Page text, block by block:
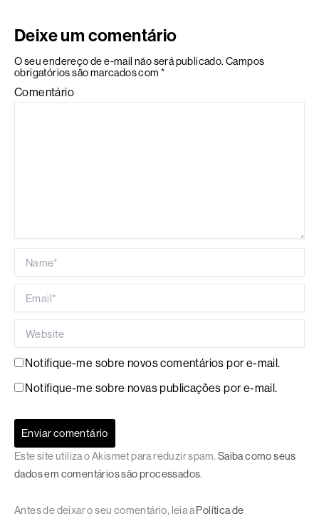
Deixe um comentário
O seu endereço de e-mail não será publicado. Campos
obrigatórios são marcados com *
Comentário
Notifique-me sobre novos comentários por e-mail.
Notifique-me sobre novas publicações por e-mail.
Este site utiliza o Akismet para reduzir spam. Saiba como seus
dados em comentários são processados.
Antes de deixar o seu comentário, leia a Política de